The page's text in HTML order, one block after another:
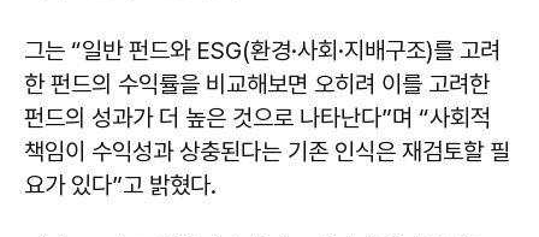
그는 “일반 펀드와 ESG(환경·사회·지배구조)를 고려
한 펀드의 수익률을 비교해보면 오히려 이를 고려한
펀드의 성과가 더 높은 것으로 나타난다”며 “사회적
책임이 수익성과 상충된다는 기존 인식은 재검토할 필
요가 있다”고 밝혔다.